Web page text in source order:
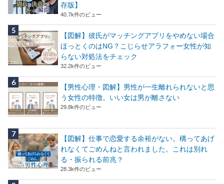
存版】
40.7k件のビュー
【図解】彼氏がマッチングアプリをやめない場合
ほっとくのはNG？こじらせアラフォー女性が知
らない対処法をチェック
32.2k件のビュー
【男性心理・図解】男性が一生離れられないと思
う女性の特徴。いい女は男が離さない
29.8k件のビュー
【図解】仕事で恋愛する余裕がない。構ってあげ
れなくてごめんねと言われました。これは別れ
る・振られる前兆？
28.3k件のビュー